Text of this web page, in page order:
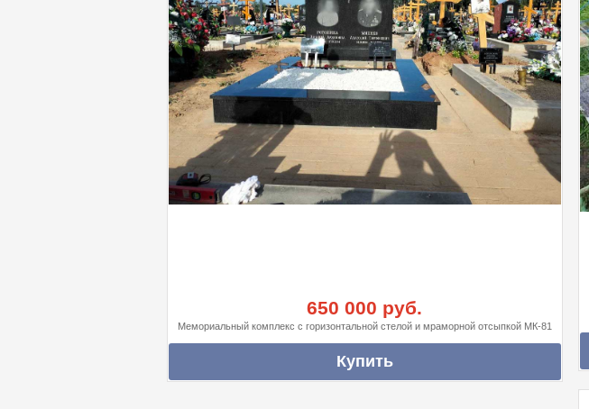
650 000 руб.
Мемориальный комплекс с горизонтальной стелой и мраморной отсыпкой МК-81